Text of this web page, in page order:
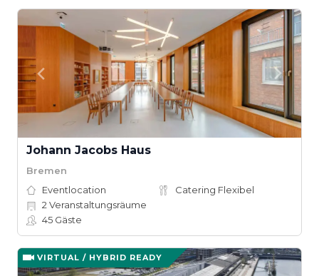
Johann Jacobs Haus
Bremen
Eventlocation
Catering Flexibel
2 Veranstaltungsräume
45 Gäste
VIRTUAL / HYBRID READY